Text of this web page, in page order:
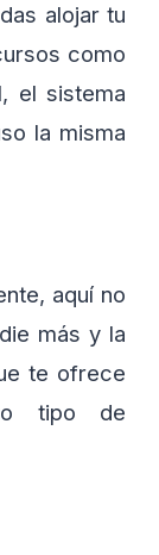
alojar tu
como
el sistema
la misma
aquí no
más y la
te ofrece
tipo de